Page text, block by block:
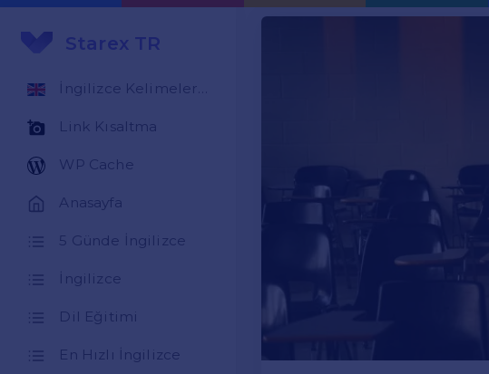
Starex TR
Link Kısaltma
WP Cache
Anasayfa
5 Günde İngilizce
İngilizce
Dil Eğitimi
En Hızlı İngilizce